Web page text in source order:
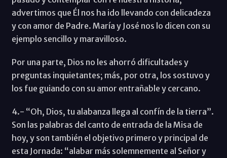
advertimos que Él nos ha ido llevando con delicadeza
y con amor de Padre. María y José nos lo dicen con su
ejemplo sencillo y maravilloso.
Por una parte, Dios no les ahorró dificultades y
preguntas inquietantes; más, por otra, los sostuvo y
los fue guiando con su amor entrañable y cercano.
4.- “Oh, Dios, tu alabanza llega al confín de la tierra”.
Son las palabras del canto de entrada de la Misa de
hoy, y son también el objetivo primero y principal de
esta Jornada: “alabar más solemnemente al Señor y